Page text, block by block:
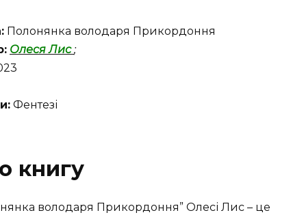
Полонянка володаря Прикордоння
Олеся Лис;
Фентезі
книгу
володаря Прикордоння” Олесі Лис – це